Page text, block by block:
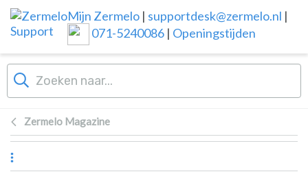
Overslaan naar hoofdinhoud
Mijn Zermelo | supportdesk@zermelo.nl |
071-5240086 | Openingstijden
Zermelo Magazine